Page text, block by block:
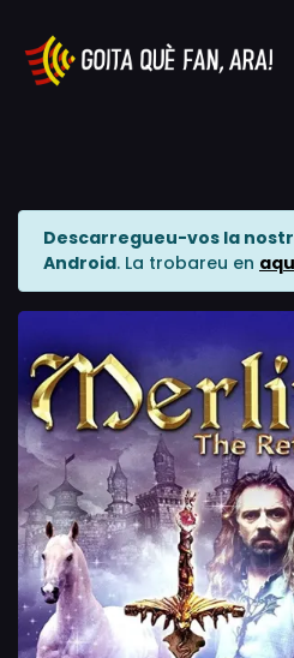
Descarregueu-vos la
Android. La trobareu en